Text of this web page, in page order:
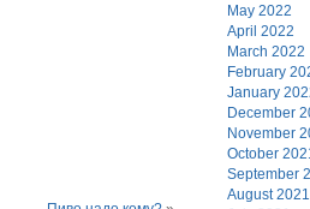
May 2022
April 2022
March 2022
February
January
December
November
October
September
August 2021